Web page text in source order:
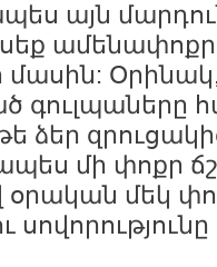
այն
Օրինակ,
գուլպաները
ձեր
մի փոքր
օրական մեկ